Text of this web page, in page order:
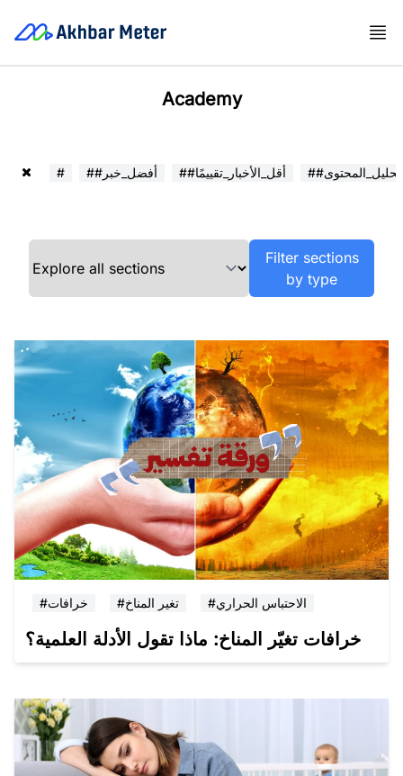
Academy
# ##أفضل_خبر ##أقل_الأخبار_تقييمًا ##تحليل_المحتوى
Filter sections
by type
#خرافات #تغير المناخ #الاحتباس الحراري
خرافات تغيّر المناخ: ماذا تقول الأدلة العلمية؟